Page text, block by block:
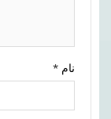
نام*